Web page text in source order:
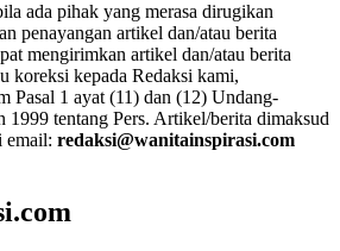
ada pihak yang merasa dirugikan
penayangan artikel dan/atau berita
mengirimkan artikel dan/atau berita
koreksi kepada Redaksi kami,
Pasal 1 ayat (11) dan (12) Undang-
1999 tentang Pers. Artikel/berita dimaksud
email: redaksi@wanitainspirasi.com